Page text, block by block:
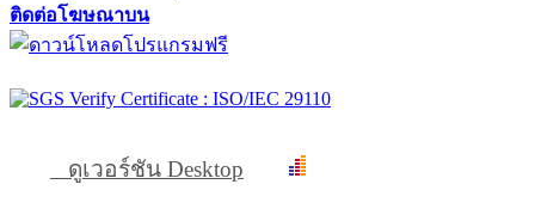
ติดต่อโฆษณาบน
ดูเวอร์ชัน Desktop